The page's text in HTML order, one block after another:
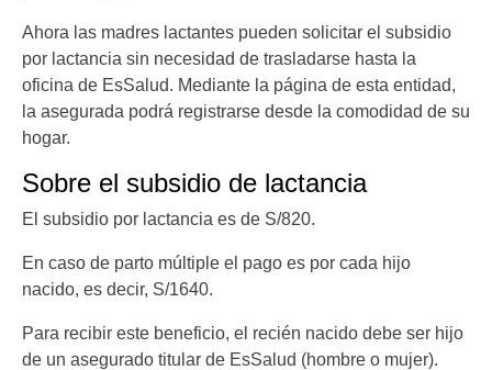
Ahora las madres lactantes pueden solicitar el subsidio
por lactancia sin necesidad de trasladarse hasta la
oficina de EsSalud. Mediante la página de esta entidad,
la asegurada podrá registrarse desde la comodidad de su
hogar.
Sobre el subsidio de lactancia
El subsidio por lactancia es de S/820.
En caso de parto múltiple el pago es por cada hijo
nacido, es decir, S/1640.
Para recibir este beneficio, el recién nacido debe ser hijo
de un asegurado titular de EsSalud (hombre o mujer).